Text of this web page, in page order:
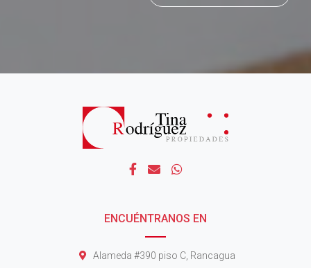
ENCUÉNTRANOS EN
Alameda #390 piso C, Rancagua